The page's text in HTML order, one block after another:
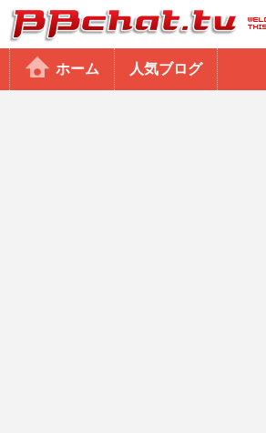
BBchatTV
ホーム 人気ブログ